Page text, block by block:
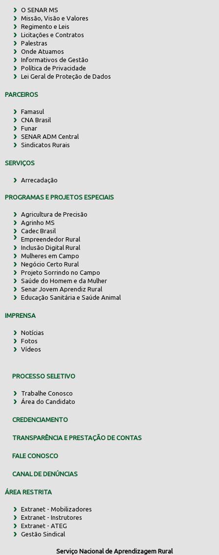
O SENAR MS
Missão, Visão e Valores
Regimento e Leis
Licitações e Contratos
Palestras
Onde Atuamos
Informativos de Gestão
Política de Privacidade
Lei Geral de Proteção de Dados
PARCEIROS
Famasul
CNA Brasil
Funar
SENAR ADM Central
Sindicatos Rurais
SERVIÇOS
Arrecadação
PROGRAMAS E PROJETOS ESPECIAIS
Agricultura de Precisão
Agrinho MS
Cadec Brasil
Empreendedor Rural
Inclusão Digital Rural
Mulheres em Campo
Negócio Certo Rural
Projeto Sorrindo no Campo
Saúde do Homem e da Mulher
Senar Jovem Aprendiz Rural
Educação Sanitária e Saúde Animal
IMPRENSA
Notícias
Fotos
Vídeos
PROCESSO SELETIVO
Trabalhe Conosco
Área do Candidato
CREDENCIAMENTO
TRANSPARÊNCIA E PRESTAÇÃO DE CONTAS
FALE CONOSCO
CANAL DE DENÚNCIAS
ÁREA RESTRITA
Extranet - Mobilizadores
Extranet - Instrutores
Extranet - ATEG
Gestão Sindical
Serviço Nacional de Aprendizagem Rural